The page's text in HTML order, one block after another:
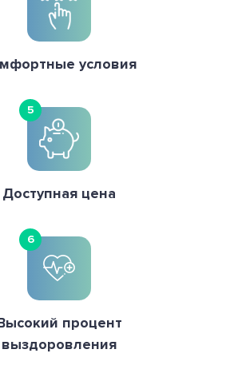
условия
5
Доступная цена
6
процент
выздоровления